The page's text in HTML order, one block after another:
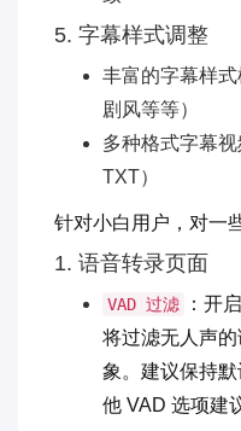
5. 字幕样式调整
丰富的字幕样
剧风等等）
多种格式字幕
TXT）
针对小白用户，对一
1. 语音转录页面
VAD 过滤
：开
将过滤无人声
象。建议保持
他 VAD 选项建